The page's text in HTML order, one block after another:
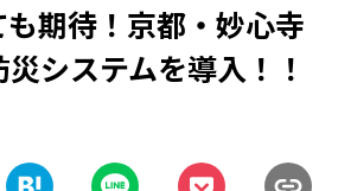
期待！京都・妙心寺
システムを導入！！